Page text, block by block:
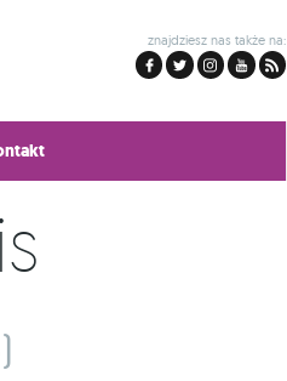
znajdziesz nas także na: